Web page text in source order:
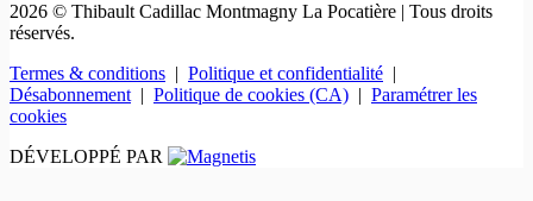
2026 © Thibault Cadillac Montmagny La Pocatière | Tous droits
réservés.
Termes & conditions | Politique et confidentialité |
Désabonnement| Politique de cookies (CA) | Paramétrer les
cookies
DÉVELOPPÉ PAR